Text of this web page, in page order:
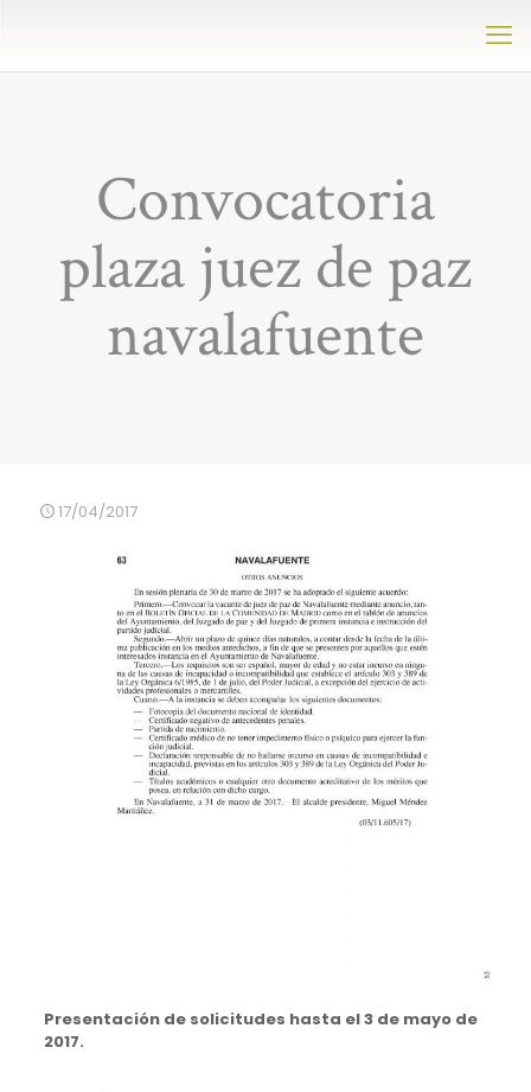
Convocatoria
plaza juez de paz
navalafuente
17/04/2017
Presentación de solicitudes hasta el 3 de mayo de
2017.